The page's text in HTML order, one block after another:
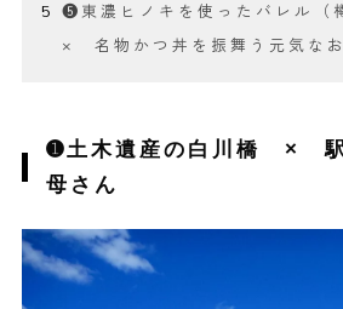
❺東濃ヒノキを使ったバレル
× 名物かつ丼を振舞う元気な
➊土木遺産の白川橋 × 駅
母さん